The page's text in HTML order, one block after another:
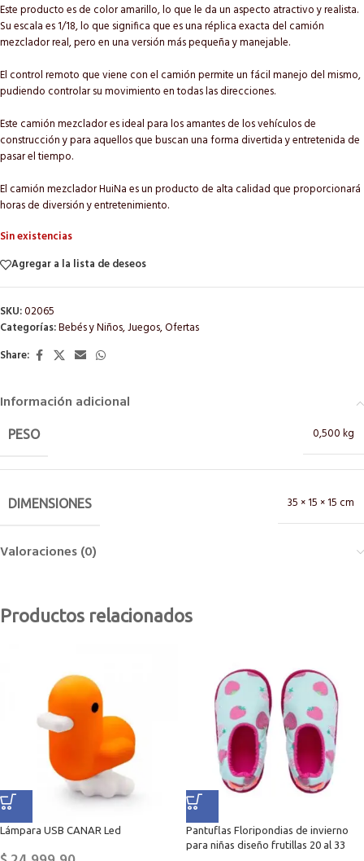
Este producto es de color amarillo, lo que le da un aspecto atractivo y realista.
Su escala es 1/18, lo que significa que es una réplica exacta del camión
mezclador real, pero en una versión más pequeña y manejable.
El control remoto que viene con el camión permite un fácil manejo del mismo,
pudiendo controlar su movimiento en todas las direcciones.
Este camión mezclador es ideal para los amantes de los vehículos de
construcción y para aquellos que buscan una forma divertida y entretenida de
pasar el tiempo.
El camión mezclador HuiNa es un producto de alta calidad que proporcionará
horas de diversión y entretenimiento.
Sin existencias
Agregar a la lista de deseos
SKU:02065
Categorías:Bebés y Niños,Juegos,Ofertas
Share:
Información adicional
PESO 0,500 kg
DIMENSIONES 35 × 15 × 15 cm
Valoraciones (0)
Productos relacionados
Lámpara USB CANAR Led
Pantuflas Floripondias de invierno
para niñas diseño frutillas 20 al 33